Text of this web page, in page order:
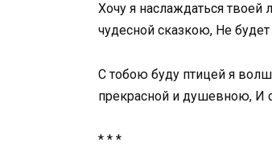
Хочу я наслаждаться твоей
чудесной сказкою, Не
С тобою буду птицей я
прекрасной и душевною, И
* * *